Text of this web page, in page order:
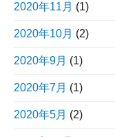
2020年11月 (1)
2020年10月 (2)
2020年9月 (1)
2020年7月 (1)
2020年5月 (2)